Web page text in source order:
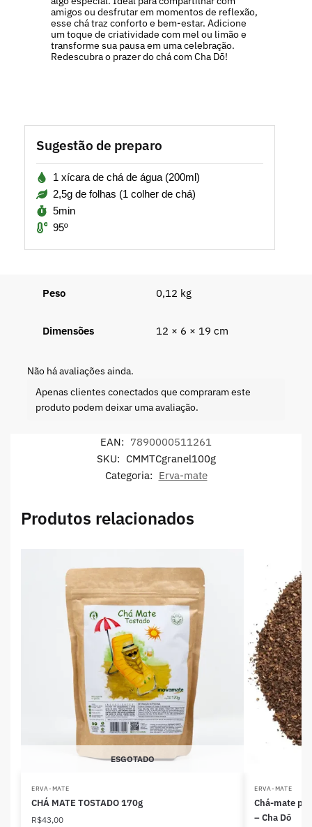
amigos ou desfrutar em momentos de reflexão,
esse chá traz conforto e bem-estar. Adicione
um toque de criatividade com mel ou limão e
transforme sua pausa em uma celebração.
Redescubra o prazer do chá com Cha Dō!
Sugestão de preparo
1 xícara de chá de água (200ml)
2,5g de folhas (1 colher de chá)
5min
95º
Peso 0,12 kg
Dimensões 12 × 6 × 19 cm
Não há avaliações ainda.
Apenas clientes conectados que compraram este
produto podem deixar uma avaliação.
EAN: 7890000511261
SKU: CMMTCgranel100g
Categoria: Erva-mate
Produtos relacionados
ESGOTADO
ERVA-MATE
CHÁ MATE TOSTADO 170g
R$43,00
ERVA-MATE
Chá-mate
– Cha Dō